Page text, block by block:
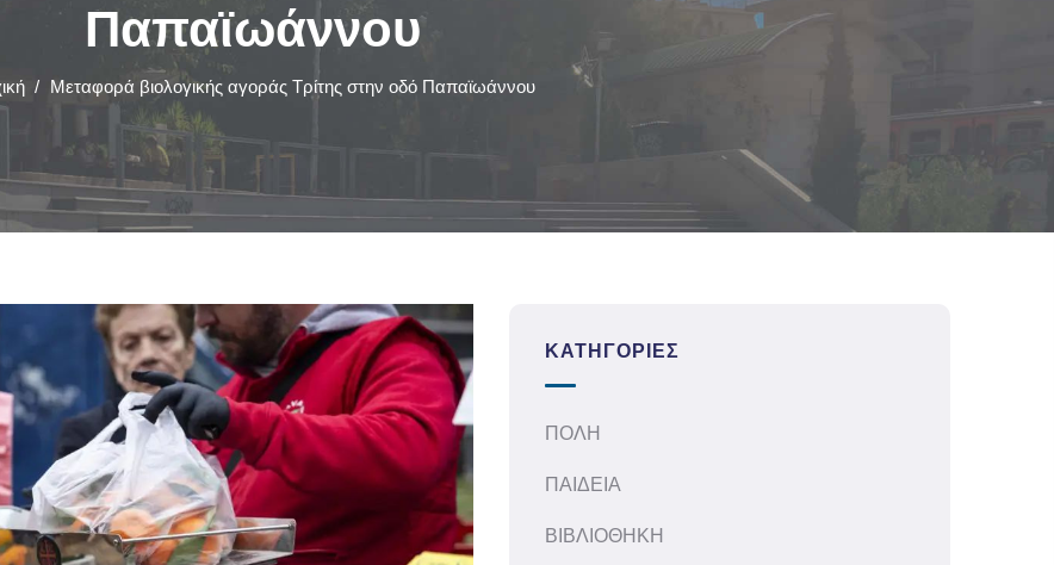
Παπαϊωάννου
/ Μεταφορά βιολογικής αγοράς Τρίτης στην οδό Παπαϊωάννου
ΚΑΤΗΓΟΡΊΕΣ
ΠΟΛΗ
ΠΑΙΔΕΙΑ
ΒΙΒΛΙΟΘΗΚΗ